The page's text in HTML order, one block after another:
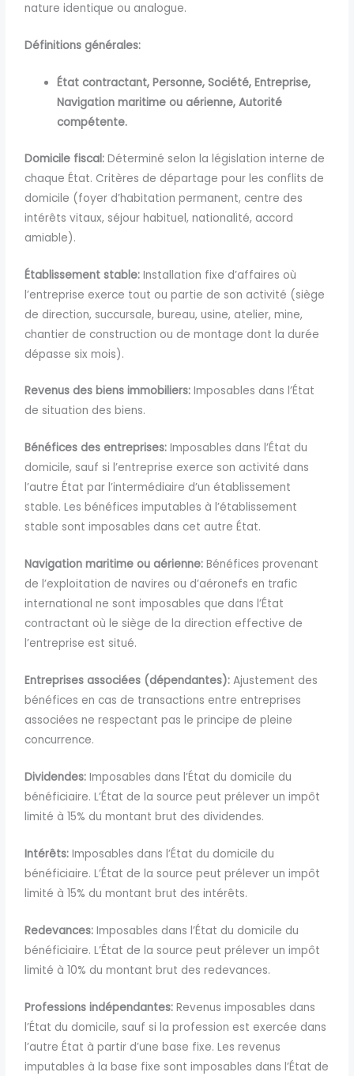
nature identique ou analogue.
Définitions générales:
État contractant, Personne, Société, Entreprise,
Navigation maritime ou aérienne, Autorité
compétente.
Domicile fiscal: Déterminé selon la législation interne de
chaque État. Critères de départage pour les conflits de
domicile (foyer d’habitation permanent, centre des
intérêts vitaux, séjour habituel, nationalité, accord
amiable).
Établissement stable: Installation fixe d’affaires où
l’entreprise exerce tout ou partie de son activité (siège
de direction, succursale, bureau, usine, atelier, mine,
chantier de construction ou de montage dont la durée
dépasse six mois).
Revenus des biens immobiliers: Imposables dans l’État
de situation des biens.
Bénéfices des entreprises: Imposables dans l’État du
domicile, sauf si l’entreprise exerce son activité dans
l’autre État par l’intermédiaire d’un établissement
stable. Les bénéfices imputables à l’établissement
stable sont imposables dans cet autre État.
Navigation maritime ou aérienne: Bénéfices provenant
de l’exploitation de navires ou d’aéronefs en trafic
international ne sont imposables que dans l’État
contractant où le siège de la direction effective de
l’entreprise est situé.
Entreprises associées (dépendantes): Ajustement des
bénéfices en cas de transactions entre entreprises
associées ne respectant pas le principe de pleine
concurrence.
Dividendes: Imposables dans l’État du domicile du
bénéficiaire. L’État de la source peut prélever un impôt
limité à 15% du montant brut des dividendes.
Intérêts: Imposables dans l’État du domicile du
bénéficiaire. L’État de la source peut prélever un impôt
limité à 15% du montant brut des intérêts.
Redevances: Imposables dans l’État du domicile du
bénéficiaire. L’État de la source peut prélever un impôt
limité à 10% du montant brut des redevances.
Professions indépendantes: Revenus imposables dans
l’État du domicile, sauf si la profession est exercée dans
l’autre État à partir d’une base fixe. Les revenus
imputables à la base fixe sont imposables dans l’État de